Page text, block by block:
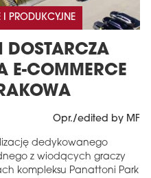
PRODUKCYJNE
DOSTARCZA
E-COMMERCE
Opr./edited by MF
dedykowanego
z wiodących graczy
kompleksu Panattoni Park